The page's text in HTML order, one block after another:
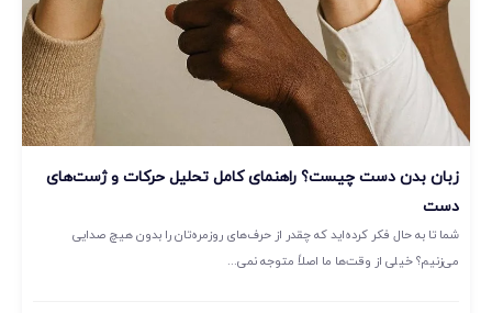
زبان بدن دست چیست؟ راهنمای کامل تحلیل حرکات و ژست‌های
دست
شما تا به حال فکر کرده‌اید که چقدر از حرف‌های روزمره‌تان را بدون هیچ صدایی
می‌زنیم؟ خیلی از وقت‌ها ما اصلاً متوجه نمی...